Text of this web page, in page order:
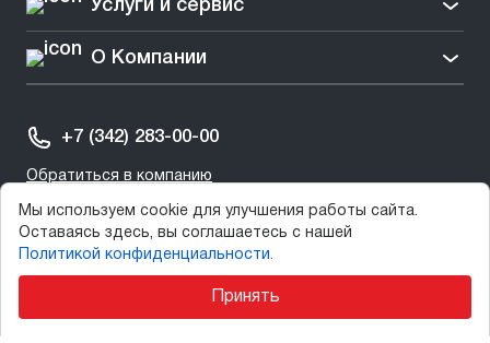
Услуги и сервис
О Компании
+7 (342) 283-00-00
Обратиться в компанию
2003-2025 © СтеклоДом
Мы используем cookie для улучшения работы сайта.
Оставаясь здесь, вы соглашаетесь с нашей
Политикой конфиденциальности.
Принять